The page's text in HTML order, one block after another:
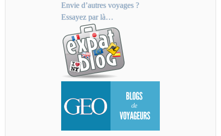
Envie d’autres voyages ?
Essayez par là…